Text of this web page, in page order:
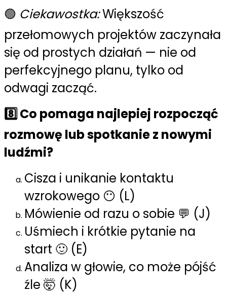
🟢 Ciekawostka:Większość
przełomowych projektów zaczynała
się od prostych działań — nie od
perfekcyjnego planu, tylko od
odwagi zacząć.
8️⃣ Co pomaga najlepiej rozpocząć
rozmowę lub spotkanie z nowymi
ludźmi?
Cisza i unikanie kontaktu
wzrokowego 😶 (L)
Mówienie od razu o sobie 💬 (J)
Uśmiech i krótkie pytanie na
start 🙂 (E)
Analiza w głowie, co może pójść
źle 🤯 (K)